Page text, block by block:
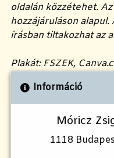
oldalán közzétehet.
hozzájáruláson
írásban tiltakozhat az
Plakát: FSZEK,
Információ
Móricz
1118